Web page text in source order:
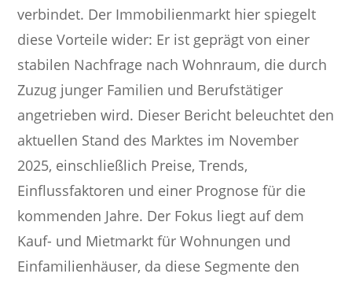
verbindet. Der Immobilienmarkt hier spiegelt
diese Vorteile wider: Er ist geprägt von einer
stabilen Nachfrage nach Wohnraum, die durch
Zuzug junger Familien und Berufstätiger
angetrieben wird. Dieser Bericht beleuchtet den
aktuellen Stand des Marktes im November
2025, einschließlich Preise, Trends,
Einflussfaktoren und einer Prognose für die
kommenden Jahre. Der Fokus liegt auf dem
Kauf- und Mietmarkt für Wohnungen und
Einfamilienhäuser, da diese Segmente den